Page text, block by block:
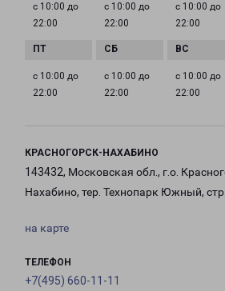
с 10:00 до
22:00
с 10:00 до
22:00
с 10:00 до
22:00
с 10:00 до
22:00
с 10:00 до
22:00
с 10:00 до
22:00
КРАСНОГОРСК-НАХАБИНО
143432, Московская обл., г.о.
Нахабино, тер. Технопарк Южный,
на карте
ТЕЛЕФОН
+7(495) 660-11-11